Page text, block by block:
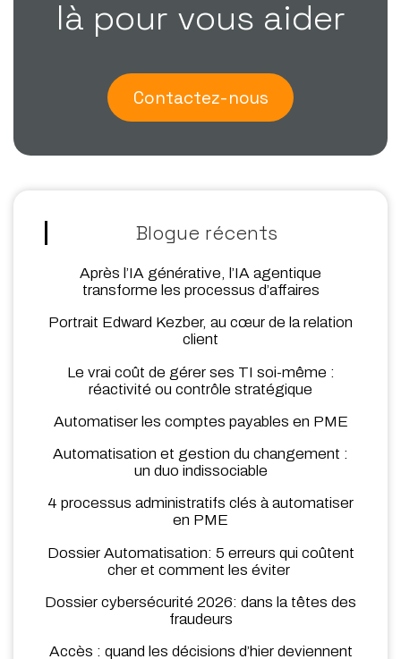
là pour vous aider
Contactez-nous
Blogue récents
Après l’IA générative, l’IA agentique
transforme les processus d’affaires
Portrait Edward Kezber, au cœur de la relation
client
Le vrai coût de gérer ses TI soi-même :
réactivité ou contrôle stratégique
Automatiser les comptes payables en PME
Automatisation et gestion du changement :
un duo indissociable
4 processus administratifs clés à automatiser
en PME
Dossier Automatisation: 5 erreurs qui coûtent
cher et comment les éviter
Dossier cybersécurité 2026: dans la têtes des
fraudeurs
Accès : quand les décisions d’hier deviennent